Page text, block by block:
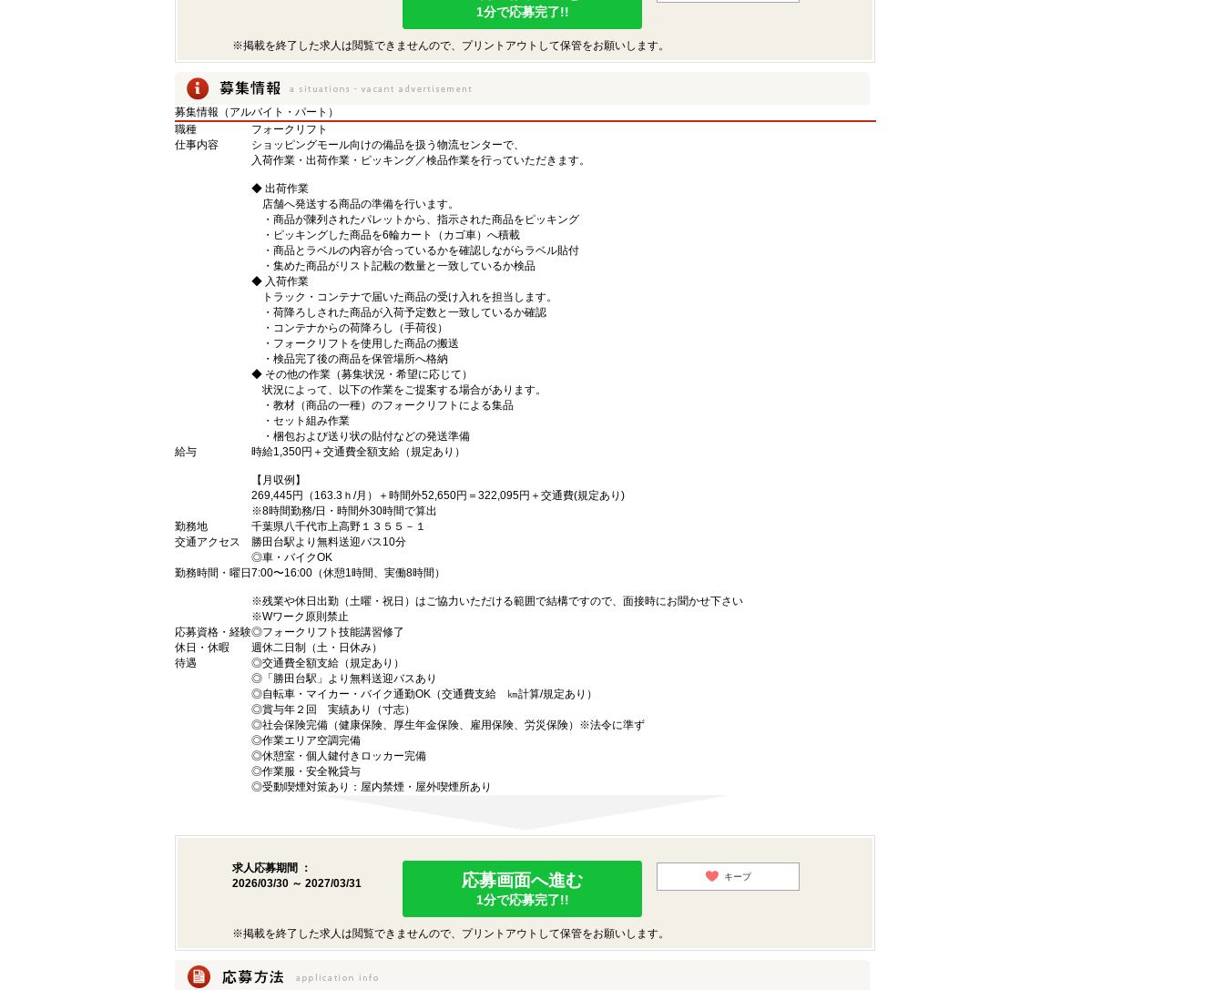
1分で応募完了!!
※掲載を終了した求人は閲覧できませんので、プリントアウトして保管をお願いします。
募集情報（アルバイト・パート）
職種
フォークリフト
仕事内容
ショッピングモール向けの備品を扱う物流センターで、
入荷作業・出荷作業・ピッキング／検品作業を行っていただきます。
◆ 出荷作業
店舗へ発送する商品の準備を行います。
・商品が陳列されたパレットから、指示された商品をピッキング
・ピッキングした商品を6輪カート（カゴ車）へ積載
・商品とラベルの内容が合っているかを確認しながらラベル貼付
・集めた商品がリスト記載の数量と一致しているか検品
◆ 入荷作業
トラック・コンテナで届いた商品の受け入れを担当します。
・荷降ろしされた商品が入荷予定数と一致しているか確認
・コンテナからの荷降ろし（手荷役）
・フォークリフトを使用した商品の搬送
・検品完了後の商品を保管場所へ格納
◆ その他の作業（募集状況・希望に応じて）
状況によって、以下の作業をご提案する場合があります。
・教材（商品の一種）のフォークリフトによる集品
・セット組み作業
・梱包および送り状の貼付などの発送準備
給与
時給1,350円＋交通費全額支給（規定あり）
【月収例】
269,445円（163.3ｈ/月）＋時間外52,650円＝322,095円＋交通費(規定あり)
※8時間勤務/日・時間外30時間で算出
勤務地
千葉県八千代市上高野１３５５－１
交通アクセス
勝田台駅より無料送迎バス10分
◎車・バイクOK
勤務時間・曜日 7:00〜16:00（休憩1時間、実働8時間）
※残業や休日出勤（土曜・祝日）はご協力いただける範囲で結構ですので、面接時にお聞かせ下さい
※Wワーク原則禁止
応募資格・経験◎フォークリフト技能講習修了
休日・休暇
週休二日制（土・日休み）
待遇
◎交通費全額支給（規定あり）
◎「勝田台駅」より無料送迎バスあり
◎自転車・マイカー・バイク通勤OK（交通費支給 ㎞計算/規定あり）
◎賞与年２回 実績あり（寸志）
◎社会保険完備（健康保険、厚生年金保険、雇用保険、労災保険）※法令に準ず
◎作業エリア空調完備
◎休憩室・個人鍵付きロッカー完備
◎作業服・安全靴貸与
◎受動喫煙対策あり：屋内禁煙・屋外喫煙所あり
求人応募期間 ：
2026/03/30 ～ 2027/03/31
応募画面へ進む
1分で応募完了!!
キープ
※掲載を終了した求人は閲覧できませんので、プリントアウトして保管をお願いします。